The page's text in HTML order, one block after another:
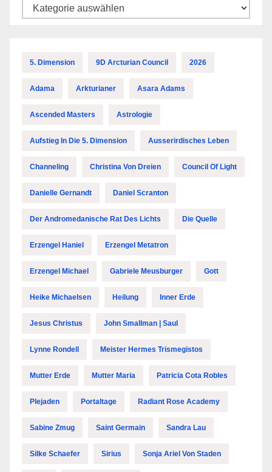
Kategorien
5. Dimension 9D Arcturian Council 2026
Adama Arkturianer Asara Adams
Ascended Masters Astrologie
Aufstieg In Die 5. Dimension Ausserirdisches Leben
Channeling Christina Von Dreien Council Of Light
Danielle Gernandt Daniel Scranton
Der Andromedanische Rat Des Lichts Die Quelle
Erzengel Haniel Erzengel Metatron
Erzengel Michael Gabriele Meusburger Gott
Heike Michaelsen Heilung Inner Erde
Jesus Christus John Smallman | Saul
Lynne Rondell Meister Hermes Trismegistos
Mutter Erde Mutter Maria Patricia Cota Robles
Plejaden Portaltage Radiant Rose Academy
Sabine Zmug Saint Germain Sandra Lau
Silke Schaefer Sirius Sonja Ariel Von Staden